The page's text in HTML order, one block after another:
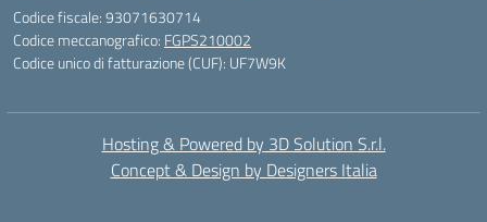
Codice fiscale: 93071630714
Codice meccanografico: FGPS210002
Codice unico di fatturazione (CUF): UF7W9K
Hosting & Powered by 3D Solution S.r.l.
Concept & Design by Designers Italia